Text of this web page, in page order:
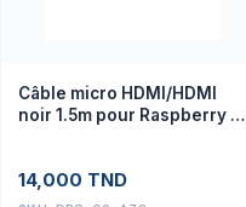
Câble micro HDMI/HDMI
noir 1.5m pour Raspberry Pi
14,000 TND